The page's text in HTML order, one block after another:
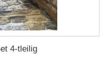
4-tleilig